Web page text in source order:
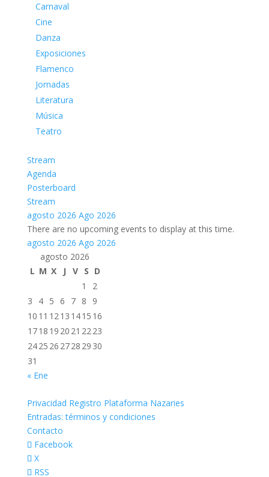
Carnaval
Cine
Danza
Exposiciones
Flamenco
Jornadas
Literatura
Música
Teatro
Stream
Agenda
Posterboard
Stream
agosto 2026 Ago 2026
There are no upcoming events to display at this time.
agosto 2026 Ago 2026
agosto 2026
L M X J V S D
1
2
3
4 5 6 7 8
9
10 11 1213 1415 16
1718 19 20 21 2223
2425 26 2728 29 30
31
« Ene
Privacidad Registro Plataforma Nazaries
Entradas: términos y condiciones
Contacto
Facebook
X
RSS